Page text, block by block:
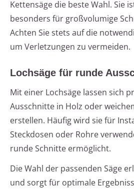
Kettensäge die beste Wahl. Sie
besonders für großvolumige
Achten Sie stets auf die
um Verletzungen zu vermeiden.
Lochsäge für runde
Mit einer Lochsäge lassen sich
Ausschnitte in Holz oder
erstellen. Häufig wird sie für
Steckdosen oder Rohre
runde Schnitte ermöglicht.
Die Wahl der passenden Säge
und sorgt für optimale